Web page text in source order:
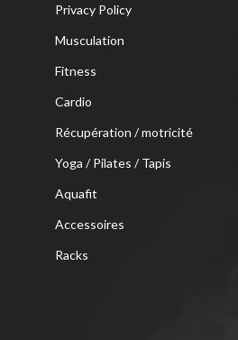
Privacy Policy
Musculation
Fitness
Cardio
Récupération / motricité
Yoga / Pilates / Tapis
Aquafit
Accessoires
Racks